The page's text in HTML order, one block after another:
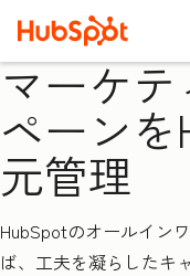
マーケ
ペーン
元管理
HubSpotのオールイン
ば、工夫を凝らしたキ